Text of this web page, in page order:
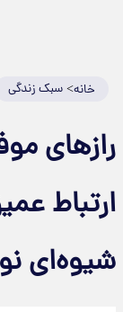
خانه>سبک زندگی
رازهای
ارتباط
شیوه‌ای